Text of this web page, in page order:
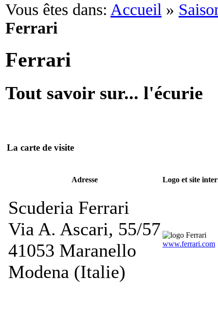
Vous êtes dans: Accueil »
Ferrari
Ferrari
Tout savoir sur... l'écurie
La carte de visite
Adresse Logo et site
Scuderia Ferrari
Via A. Ascari, 55/57
41053 Maranello
Modena (Italie)
www.ferrari.com